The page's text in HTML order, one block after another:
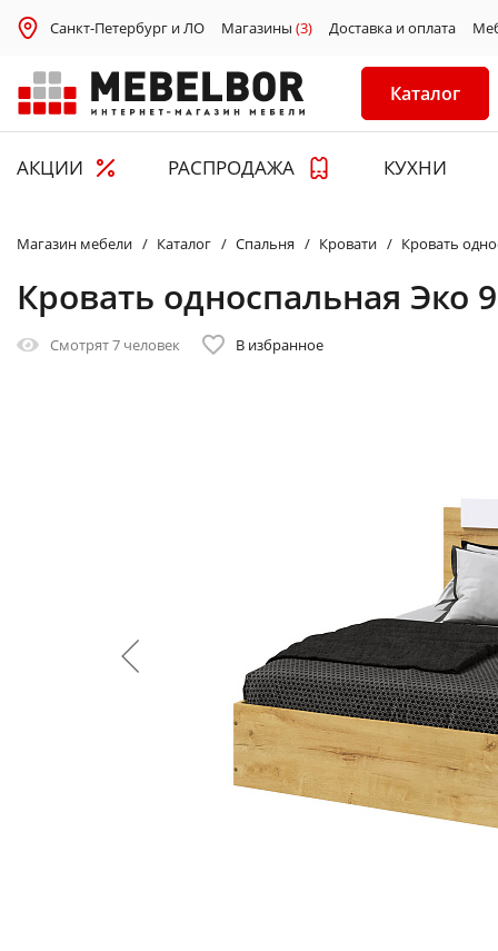
Санкт-Петербург и ЛО Магазины (3) Доставка и оплата
Каталог
АКЦИИ РАСПРОДАЖА КУХНИ
Магазин мебели Каталог Спальня Кровати Кровать
Кровать односпальная Эко
Смотрят7 человек В избранное